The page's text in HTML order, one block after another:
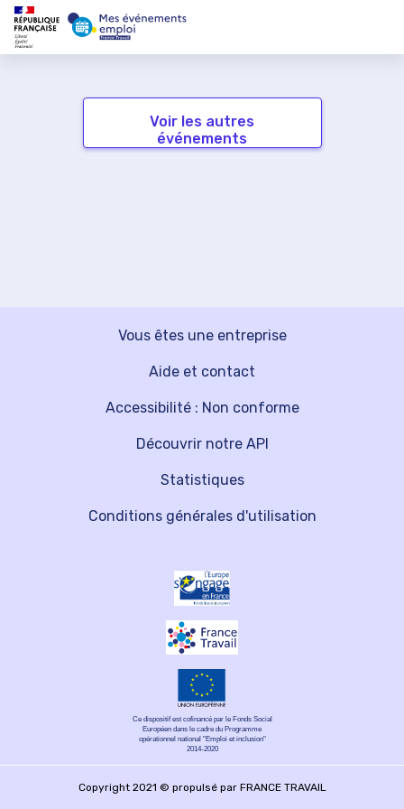
Voir les autres
événements
Vous êtes une entreprise
Découvrir notre API
Aide et contact
Statistiques
Accessibilité : Non conforme
Conditions générales d'utilisation
Ce dispositif est cofinancé par le Fonds Social
Européen dans le cadre du Programme
opérationnel national "Emploi et inclusion"
2014-2020
Copyright 2021 © propulsé par FRANCE TRAVAIL